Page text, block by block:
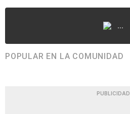
...
POPULAR EN LA COMUNIDAD
PUBLICIDAD